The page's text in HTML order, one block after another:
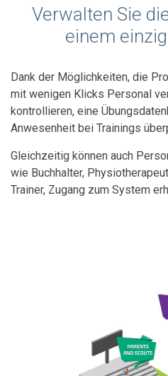
Verwalten Sie
einem
Dank der Möglichkeiten, die
mit wenigen Klicks Personal
kontrollieren, eine
Anwesenheit bei Trainings
Gleichzeitig können auch
wie Buchhalter,
Trainer, Zugang zum System